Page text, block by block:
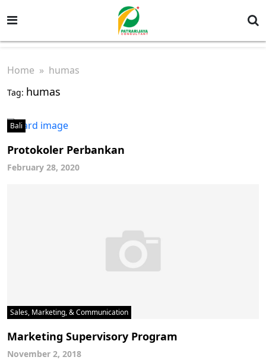
Home » humas
Tag: humas
Bali
Protokoler Perbankan
February 28, 2020
Sales, Marketing, & Communication
Marketing Supervisory Program
November 2, 2018